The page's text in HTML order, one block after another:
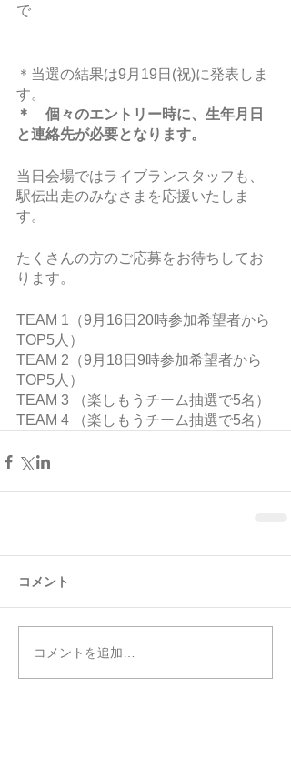
で
＊当選の結果は9月19日(祝)に発表しま
す。
＊　個々のエントリー時に、生年月日
と連絡先が必要となります。
当日会場ではライブランスタッフも、
駅伝出走のみなさまを応援いたしま
す。
たくさんの方のご応募をお待ちしてお
ります。
TEAM 1（9月16日20時参加希望者から
TOP5人）
TEAM 2（9月18日9時参加希望者から
TOP5人）
TEAM 3 （楽しもうチーム抽選で5名）
TEAM 4 （楽しもうチーム抽選で5名）
コメント
コメントを追加…